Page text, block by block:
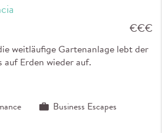
€€€
weitläufige Gartenanlage lebt der
auf Erden wieder auf.
Business Escapes